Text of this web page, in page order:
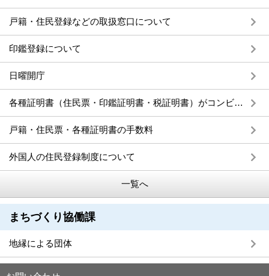
戸籍・住民登録などの取扱窓口について
印鑑登録について
日曜開庁
各種証明書（住民票・印鑑証明書・税証明書）がコンビニ等で取得できます
戸籍・住民票・各種証明書の手数料
外国人の住民登録制度について
一覧へ
まちづくり協働課
地縁による団体